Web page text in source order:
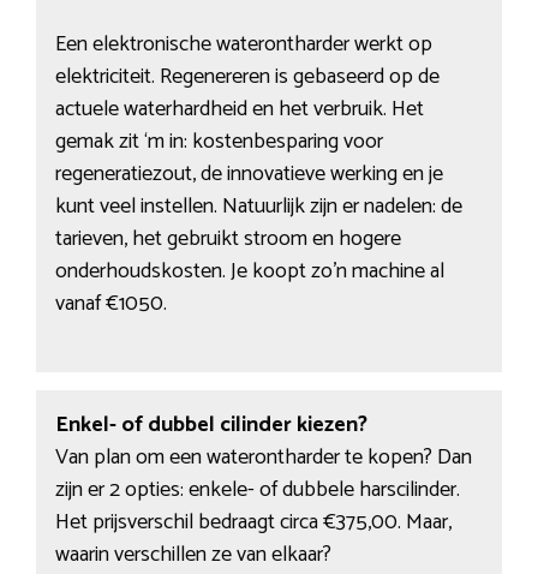
Een elektronische waterontharder werkt op
elektriciteit. Regenereren is gebaseerd op de
actuele waterhardheid en het verbruik. Het
gemak zit ‘m in: kostenbesparing voor
regeneratiezout, de innovatieve werking en je
kunt veel instellen. Natuurlijk zijn er nadelen: de
tarieven, het gebruikt stroom en hogere
onderhoudskosten. Je koopt zo’n machine al
vanaf €1050.
Enkel- of dubbel cilinder kiezen?
Van plan om een waterontharder te kopen? Dan
zijn er 2 opties: enkele- of dubbele harscilinder.
Het prijsverschil bedraagt circa €375,00. Maar,
waarin verschillen ze van elkaar?